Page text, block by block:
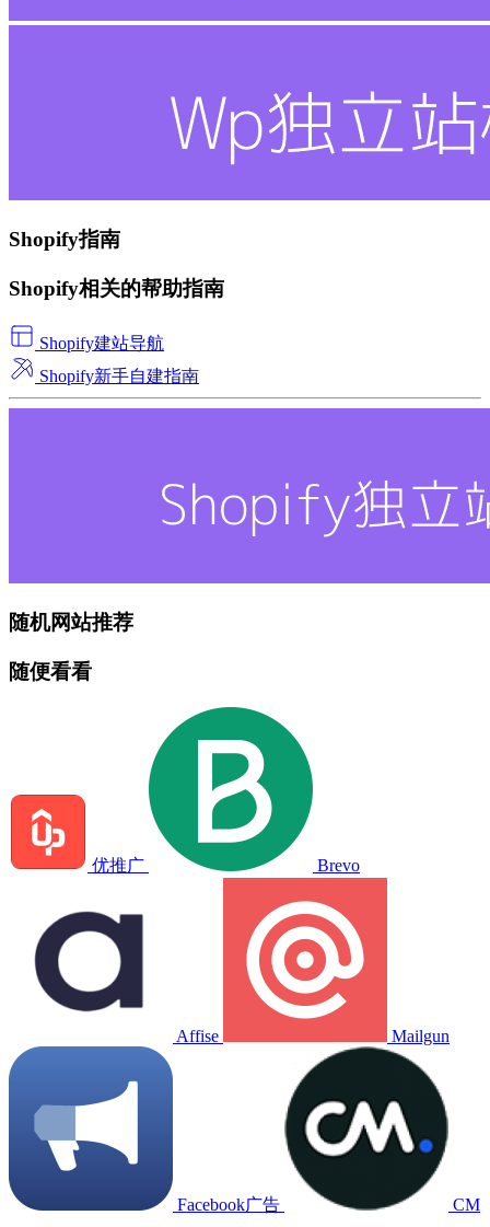
Shopify指南
Shopify相关的帮助指南
Shopify建站导航
Shopify新手自建指南
随机网站推荐
随便看看
优推广 Brevo
Affise Mailgun
Facebook广告 CM